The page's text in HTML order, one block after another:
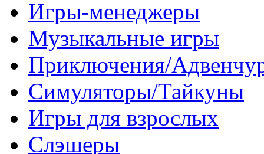
Игры-менеджеры
Музыкальные игры
Приключения/
Симуляторы/Тайкуны
Игры для взрослых
Слэшеры